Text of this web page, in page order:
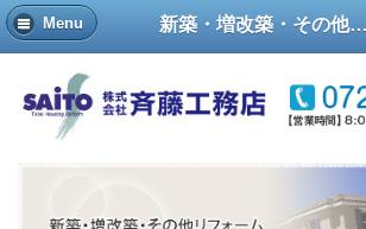
Menu 新築・増改築・その他リフォーム